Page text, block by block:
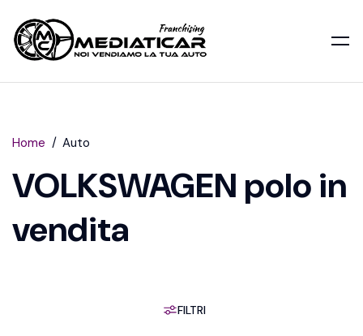
Home Auto
VOLKSWAGEN polo in
vendita
FILTRI